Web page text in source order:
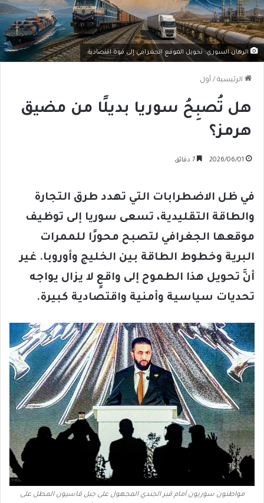
الرهان السوري: تحويل الموقع الجغرافي إلى قوة اقتصادية.
الرئيسية / أول
هل تُصبِحُ سوريا بديلًا من مضيق
هرمز؟
2026/06/01
في ظل الاضطرابات التي تهدد طرق التجارة
والطاقة التقليدية، تسعى سوريا إلى توظيف
موقعها الجغرافي لتصبح محورًا للممرات
البرية وخطوط الطاقة بين الخليج وأوروبا. غير
أنَّ تحويل هذا الطموح إلى واقعٍ لا يزال يواجه
تحديات سياسية وأمنية واقتصادية كبيرة.
مواطنون سوريون أمام قبر الجندي المجهول على جبل قاسيون المطل على